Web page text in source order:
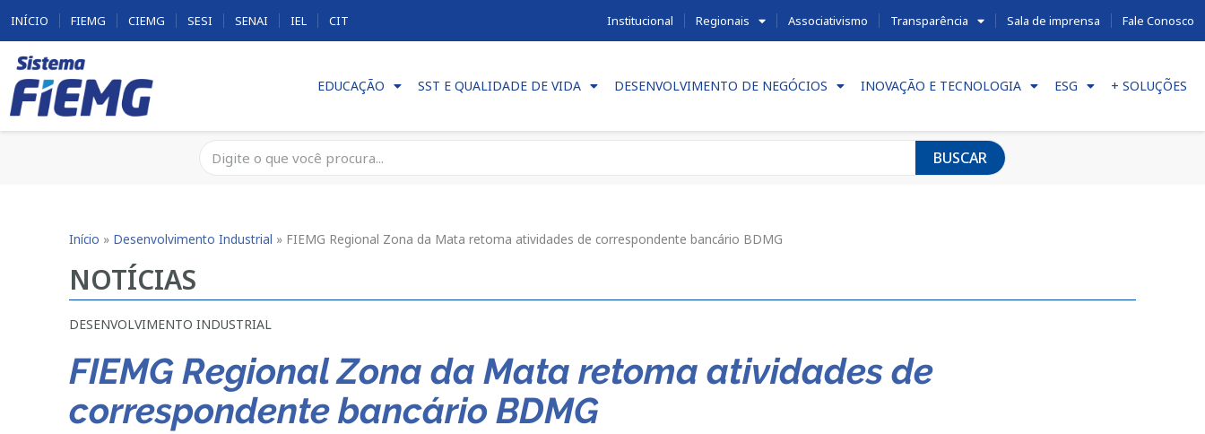
INÍCIO FIEMG CIEMG SESI SENAI IEL CIT Institucional Regionais Associativismo Transparência Sala de imprensa Fale Conosco
EDUCAÇÃO SST E QUALIDADE DE VIDA DESENVOLVIMENTO DE NEGÓCIOS INOVAÇÃO E TECNOLOGIA ESG + SOLUÇÕES
BUSCAR
Início » Desenvolvimento Industrial » FIEMG Regional Zona da Mata retoma atividades de correspondente bancário BDMG
NOTÍCIAS
DESENVOLVIMENTO INDUSTRIAL
FIEMG Regional Zona da Mata retoma atividades de
correspondente bancário BDMG